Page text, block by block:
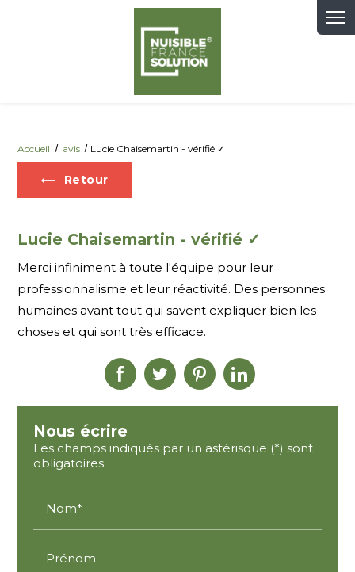
Accueil avis Lucie Chaisemartin - vérifié ✓
Retour
Lucie Chaisemartin - vérifié ✓
Merci infiniment à toute l'équipe pour leur
professionnalisme et leur réactivité. Des personnes
humaines avant tout qui savent expliquer bien les
choses et qui sont très efficace.
Nous écrire
Les champs indiqués par un astérisque (*) sont
obligatoires
Nom*
Prénom
Panneau de gestion des cookies